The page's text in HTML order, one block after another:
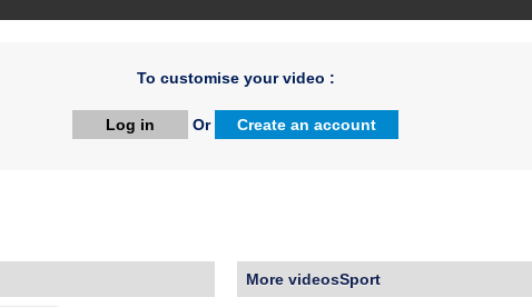
To customise your video :
Log in Or Create an account
More videosSport